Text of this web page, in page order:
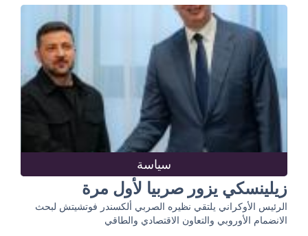
سياسة
زيلينسكي يزور صربيا لأول مرة
الرئيس الأوكراني يلتقي نظيره الصربي ألكسندر فوتشيتش لبحث
الانضمام الأوروبي والتعاون الاقتصادي والطاقي